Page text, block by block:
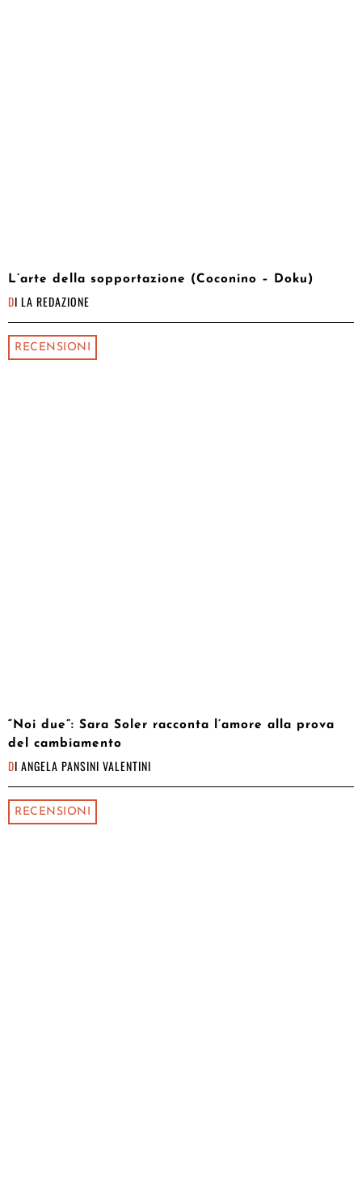
L’arte della sopportazione (Coconino – Doku)
DI LA REDAZIONE
RECENSIONI
“Noi due”: Sara Soler racconta l’amore alla prova
del cambiamento
DI ANGELA PANSINI VALENTINI
RECENSIONI